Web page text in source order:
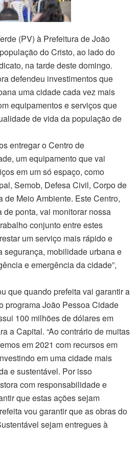
(PV) à Prefeitura de João
do Cristo, ao lado do
na tarde deste domingo.
defendeu investimentos que
uma cidade cada vez mais
equipamentos e serviços que
de vida da população de
entregar o Centro de
um equipamento que vai
em um só espaço, como
Semob, Defesa Civil, Corpo de
de Meio Ambiente. Este Centro,
ponta, vai monitorar nossa
conjunto entre estes
um serviço mais rápido e
segurança, mobilidade urbana e
e emergência da cidade”,
que quando prefeita vai garantir a
programa João Pessoa Cidade
100 milhões de dólares em
a Capital. “Ao contrário de muitas
em 2021 com recursos em
em uma cidade mais
e sustentável. Por isso
com responsabilidade e
que estas ações sejam
vou garantir que as obras do
sejam entregues à